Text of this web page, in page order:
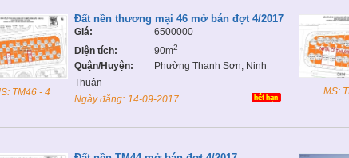
TM46 - 4
Đất nền thương mại 46 mở bán đợt 4/2017
Giá:
6500000
Diện tích:
90m2
Quận/Huyện:
Phường Thanh Sơn, Ninh
Thuận
Ngày đăng: 14-09-2017
MS: